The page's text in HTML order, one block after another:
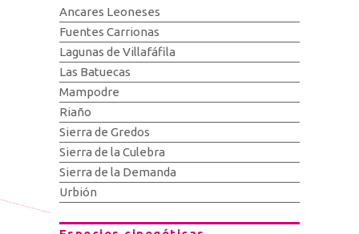
Ancares Leoneses
Fuentes Carrionas
Lagunas de Villafáfila
Las Batuecas
Mampodre
Riaño
Sierra de Gredos
Sierra de la Culebra
Sierra de la Demanda
Urbión